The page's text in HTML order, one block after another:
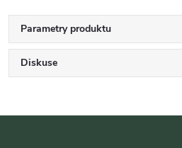
Parametry produktu
Diskuse